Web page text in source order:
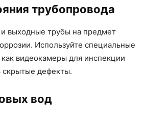
трубопровода
выходные трубы на предмет
Используйте специальные
видеокамеры для инспекции
скрытые дефекты.
вод